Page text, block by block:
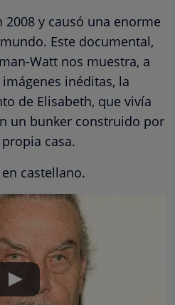
2008 y causó una enorme
Este documental,
Watt nos muestra, a
inéditas, la
de Elisabeth, que vivía
un bunker construido por
casa.
castellano.